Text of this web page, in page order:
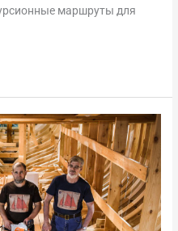
маршруты для